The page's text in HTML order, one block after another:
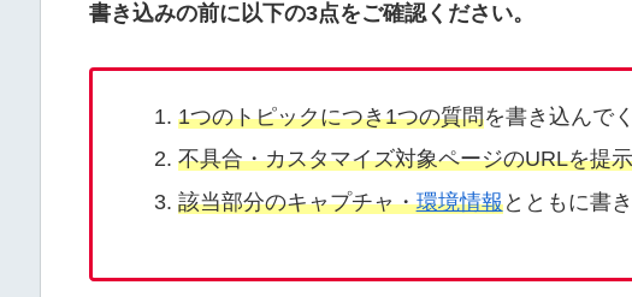
書き込みの前に以下の3点をご確認ください。
1つのトピックにつき1つの質問を書き込んで
不具合・カスタマイズ対象ページのURLを提示
該当部分のキャプチャ・環境情報とともに書